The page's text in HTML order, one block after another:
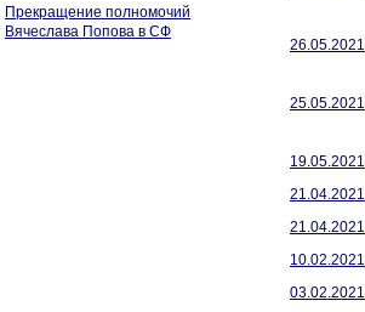
Прекращение полномочий
Вячеслава Попова в СФ
26.05.2021
25.05.2021
19.05.2021
21.04.2021
21.04.2021
10.02.2021
03.02.2021